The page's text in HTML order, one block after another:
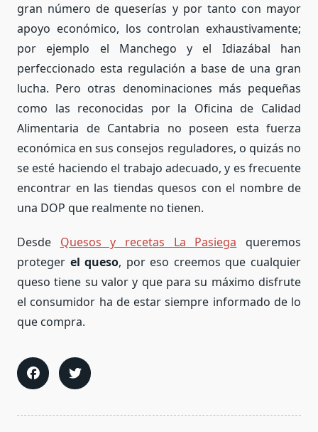
gran número de queserías y por tanto con mayor
apoyo económico, los controlan exhaustivamente;
por ejemplo el Manchego y el Idiazábal han
perfeccionado esta regulación a base de una gran
lucha. Pero otras denominaciones más pequeñas
como las reconocidas por la Oficina de Calidad
Alimentaria de Cantabria no poseen esta fuerza
económica en sus consejos reguladores, o quizás no
se esté haciendo el trabajo adecuado, y es frecuente
encontrar en las tiendas quesos con el nombre de
una DOP que realmente no tienen.
Desde Quesos y recetas La Pasiega queremos
proteger el queso, por eso creemos que cualquier
queso tiene su valor y que para su máximo disfrute
el consumidor ha de estar siempre informado de lo
que compra.